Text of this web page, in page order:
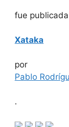
fue
Xataka
por
Pablo
.